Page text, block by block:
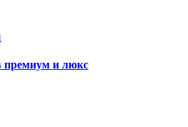
премиум и люкс